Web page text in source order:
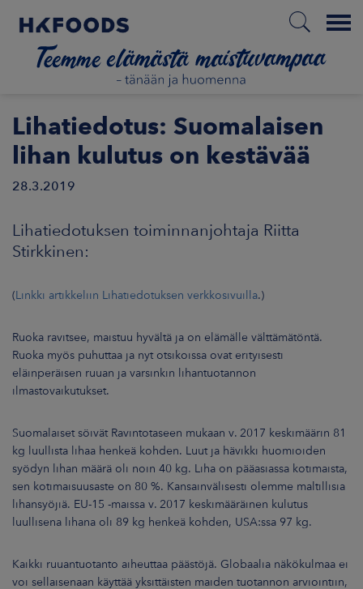
Menu
ETUSIVU
MEISTÄ
UUTISHUONE
Lihatiedotus: Suomalaisen
lihan kulutus on kestävää
28.3.2019
Lihatiedotuksen toiminnanjohtaja Riitta
Stirkkinen:
(Linkki artikkeliin Lihatiedotuksen verkkosivuilla.)
Ruoka ravitsee, maistuu hyvältä ja on elämälle välttämätöntä.
Ruoka myös puhuttaa ja nyt otsikoissa ovat erityisesti
eläinperäisen ruuan ja varsinkin lihantuotannon
ilmastovaikutukset.
Suomalaiset söivät Ravintotaseen mukaan v. 2017 keskimäärin 81
kg luullista lihaa henkeä kohden. Luut ja hävikki huomioiden
syödyn lihan määrä oli noin 40 kg. Liha on pääasiassa kotimaista,
sen kotimaisuusaste on 80 %. Kansainvälisesti olemme maltillisia
lihansyöjiä. EU-15 -maissa v. 2017 keskimääräinen kulutus
luullisena lihana oli 89 kg henkeä kohden, USA:ssa 97 kg.
Kaikki ruuantuotanto aiheuttaa päästöjä. Globaalia näkökulmaa ei
voi sellaisenaan käyttää yksittäisten maiden tuotannon arviointiin,